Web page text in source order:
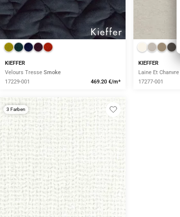
KIEFFER
Velours Tresse Smoke
17229-001
469.20 €/m*
KIEFFER
Laine Et Chanvre
17277-001
3 Farben